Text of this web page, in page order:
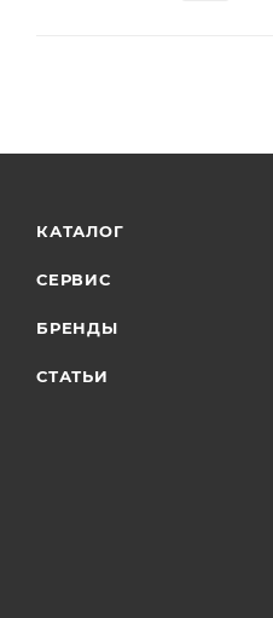
КАТАЛОГ
СЕРВИС
БРЕНДЫ
СТАТЬИ